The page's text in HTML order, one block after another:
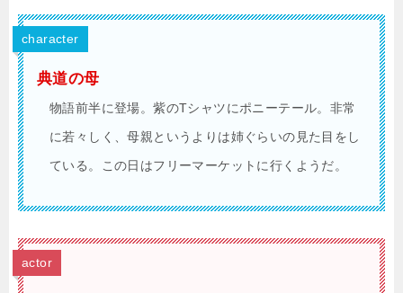
character
典道の母
物語前半に登場。紫のTシャツにポニーテール。非常
に若々しく、母親というよりは姉ぐらいの見た目をし
ている。この日はフリーマーケットに行くようだ。
actor